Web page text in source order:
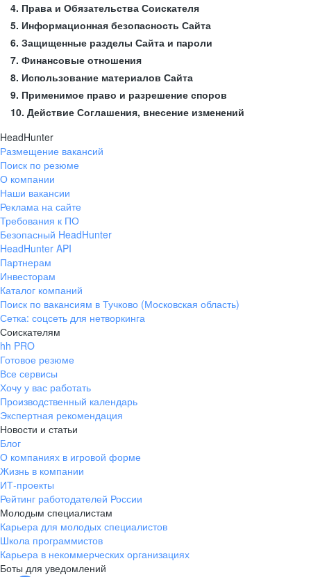
4. Права и Обязательства Соискателя
5. Информационная безопасность Сайта
6. Защищенные разделы Сайта и пароли
7. Финансовые отношения
8. Использование материалов Сайта
9. Применимое право и разрешение споров
10. Действие Соглашения, внесение изменений
HeadHunter
Размещение вакансий
Поиск по резюме
О компании
Наши вакансии
Реклама на сайте
Требования к ПО
Безопасный HeadHunter
HeadHunter API
Партнерам
Инвесторам
Каталог компаний
Поиск по вакансиям в Тучково (Московская область)
Сетка: соцсеть для нетворкинга
Соискателям
hh PRO
Готовое резюме
Все сервисы
Хочу у вас работать
Производственный календарь
Экспертная рекомендация
Новости и статьи
Блог
О компаниях в игровой форме
Жизнь в компании
ИТ-проекты
Рейтинг работодателей России
Молодым специалистам
Карьера для молодых специалистов
Школа программистов
Карьера в некоммерческих организациях
Боты для уведомлений